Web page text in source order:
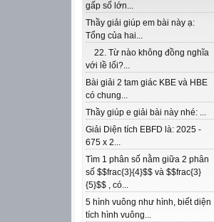
gấp số lớn...
Thầy giải giúp em bài này ạ:
Tổng của hai...
22. Từ nào không đồng nghĩa
với lề lối?...
Bài giải 2 tam giác KBE và HBE
có chung...
Thầy giúp e giải bài này nhé: ...
Giải Diện tích EBFD là: 2025 -
675 x 2...
Tìm 1 phân số nằm giữa 2 phân
số $$frac{3}{4}$$ và $$frac{3}
{5}$$ , có...
5 hình vuông như hình, biết diện
tích hình vuông...